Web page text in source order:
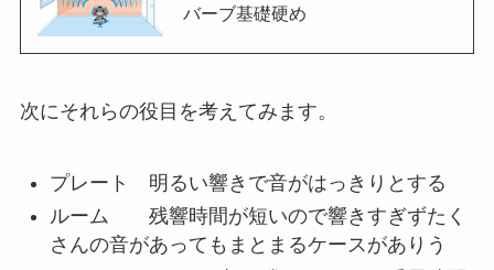
バーブ基礎硬め
次にそれらの役目を考えてみます。
プレート 明るい響きで音がはっきりとする
ルーム 残響時間が短いので響きすぎずたく
さんの音があってもまとまるケースがありう